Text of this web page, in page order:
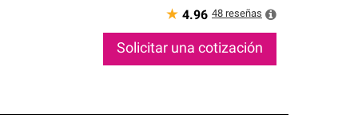
★ 4.96 48 reseñas
Solicitar una cotización